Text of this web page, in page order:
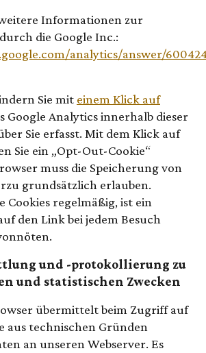
Informationen zur
die Google Inc.:
analytics/answer/
Sie mit einem Klick auf
Google Analytics innerhalb dieser
Sie erfasst. Mit dem Klick auf
Sie ein „Opt-Out-Cookie“
muss die Speicherung von
grundsätzlich erlauben.
Cookies regelmäßig, ist ein
den Link bei jedem Besuch
und -protokollierung zu
und statistischen Zwecken
übermittelt beim Zugriff auf
aus technischen Gründen
an unseren Webserver. Es